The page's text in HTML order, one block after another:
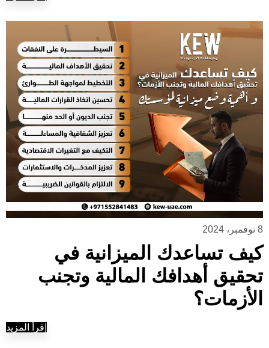
8 نوفمبر، 2024
كيف تساعدك الميزانية في
تحقيق أهدافك المالية وتجنب
الأزمات؟
إقرأ المزيد